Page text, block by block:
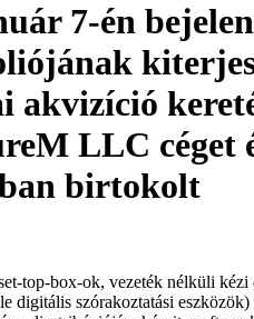
7-én
akvizíció
LLC céget
birtokolt
top-box-ok, vezeték nélküli kézi
digitális szórakoztatási